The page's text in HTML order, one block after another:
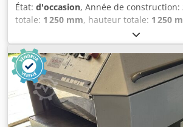
État: d'occasion, Année de construction:
totale: 1 250 mm, hauteur totale: 1 250
Poids : 820 kg Dimensions (L x l x H) : 105
Année de fabrication : 2005 -
Non - Certificat CE disponible : Non -
1.04487 - Puissance du moteur principal
Largeur maximale de rabotage [mm] :
l’arbre porte-couteaux [tr/min] : 5000 -
porte-couteaux [mm] : 120 - Nombre de
Dimensions de transport : 1050mm x